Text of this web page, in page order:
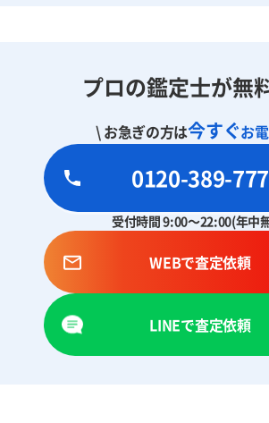
プロの鑑定士が無
\ お急ぎの方は今すぐお
0120-389-777
受付時間 9:00～22:00(年中
WEBで査定依頼
LINEで査定依頼